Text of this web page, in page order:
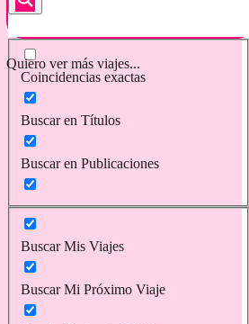
Quiero ver más viajes...
Coincidencias exactas
Buscar en Títulos
Buscar en Publicaciones
Buscar Mis Viajes
Buscar Mi Próximo Viaje